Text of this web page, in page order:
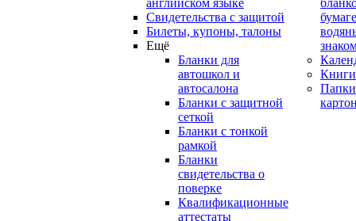
Свидетельства с защитой
Билеты, купоны, талоны
Ещё
Бланки для
автошкол и
автосалона
Бланки с защитной
сеткой
Бланки с тонкой
рамкой
Бланки
свидетельства о
поверке
Квалификационные
аттестаты
Книги
Папки